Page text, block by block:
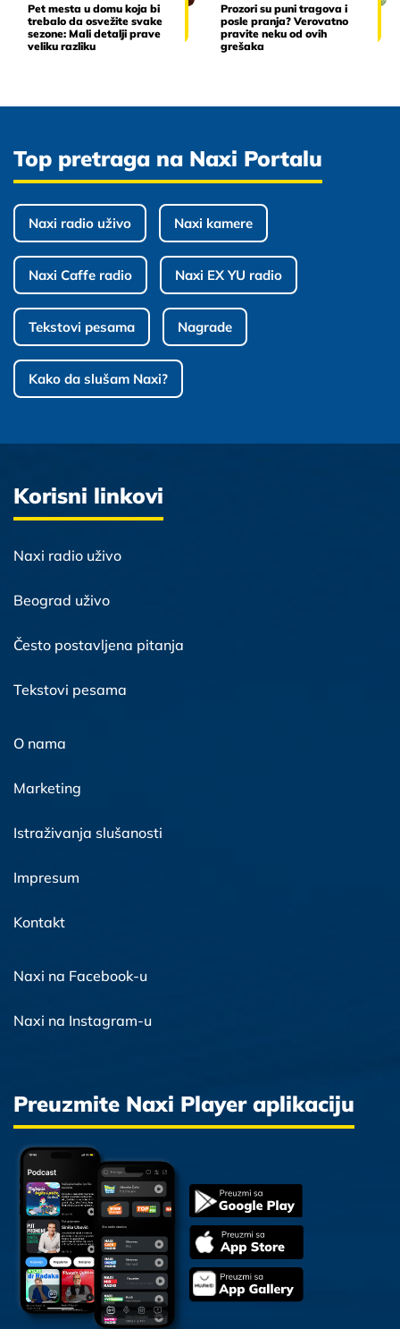
Pet mesta u domu koja bi
trebalo da osvežite svake
sezone: Mali detalji prave
veliku razliku
Prozori su puni tragova i
posle pranja? Verovatno
pravite neku od ovih
grešaka
Top pretraga na Naxi Portalu
Naxi radio uživo Naxi kamere
Naxi Caffe radio Naxi EX YU radio
Tekstovi pesama Nagrade
Kako da slušam Naxi?
Korisni linkovi
Naxi radio uživo
Beograd uživo
Često postavljena pitanja
Tekstovi pesama
O nama
Marketing
Istraživanja slušanosti
Impresum
Kontakt
Naxi na Facebook-u
Naxi na Instagram-u
Preuzmite Naxi Player aplikaciju